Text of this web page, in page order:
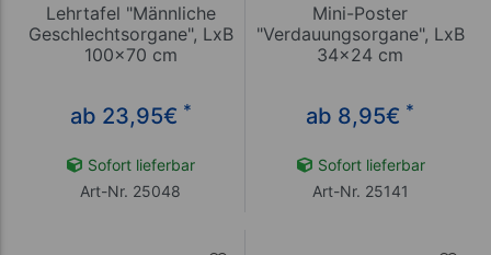
Lehrtafel "Männliche
Geschlechtsorgane", LxB
100x70 cm
ab 23,95€ *
Sofort lieferbar
Art-Nr. 25048
Mini-Poster
"Verdauungsorgane", LxB
34x24 cm
ab 8,95€ *
Sofort lieferbar
Art-Nr. 25141